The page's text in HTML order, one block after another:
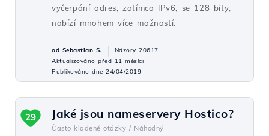
vyčerpání adres, zatímco IPv6, se 128 bity,
nabízí mnohem více možností.
od Sebastian S.
Názory 20617
Aktualizováno před 11 měsíci
Publikováno dne 24/04/2019
Jaké jsou nameservery Hostico?
Často kladené otázky / Náhodný
29